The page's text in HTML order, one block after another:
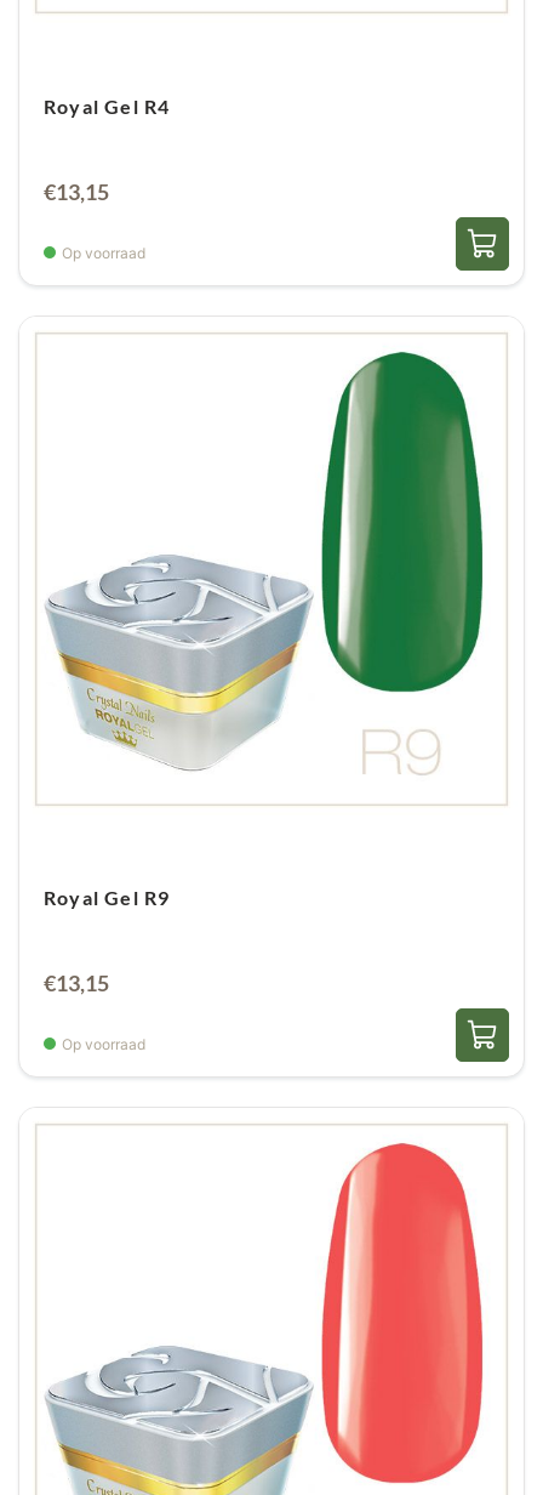
Royal Gel R4
€13,15
Op voorraad
Royal Gel R9
€13,15
Op voorraad